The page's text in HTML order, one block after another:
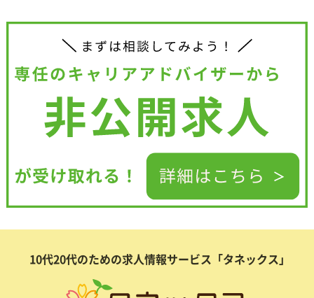
10代20代のための求人情報サービス「タネックス」